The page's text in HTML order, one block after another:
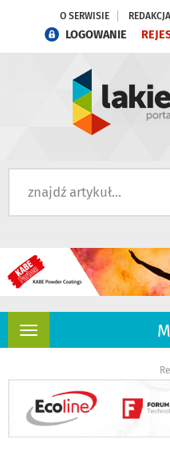
O SERWISIE REDAKCJA
LOGOWANIE
Rozwiń